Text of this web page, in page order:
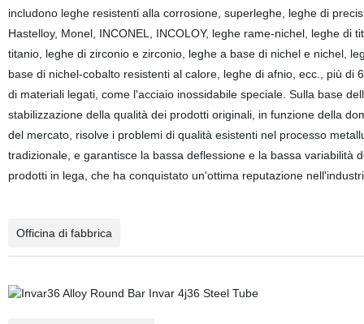
includono leghe resistenti alla corrosione, superleghe, leghe di
Hastelloy, Monel, INCONEL, INCOLOY, leghe rame-nichel, leghe di
titanio, leghe di zirconio e zirconio, leghe a base di nichel e nichel,
base di nichel-cobalto resistenti al calore, leghe di afnio, ecc., più di
di materiali legati, come l'acciaio inossidabile speciale. Sulla base
stabilizzazione della qualità dei prodotti originali, in funzione della
del mercato, risolve i problemi di qualità esistenti nel processo
tradizionale, e garantisce la bassa deflessione e la bassa variabilità
prodotti in lega, che ha conquistato un'ottima reputazione
Officina di fabbrica